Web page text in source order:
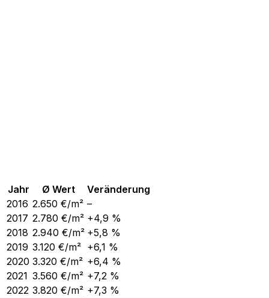
Jahr Ø Wert
Veränderung
2016 2.650 €/m² –
2017 2.780 €/m² +4,9 %
2018 2.940 €/m² +5,8 %
2019 3.120 €/m² +6,1 %
2020 3.320 €/m² +6,4 %
2021 3.560 €/m² +7,2 %
2022 3.820 €/m² +7,3 %